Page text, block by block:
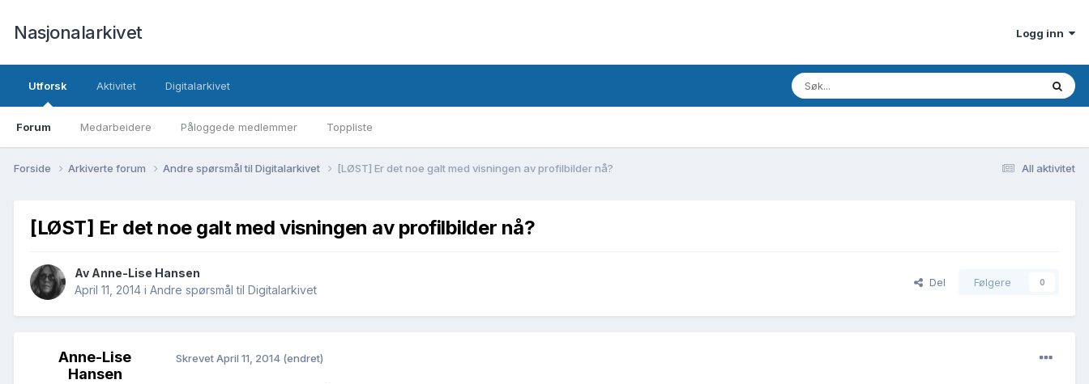
Nasjonalarkivet Logg inn
Utforsk
Forum Medarbeidere Påloggede medlemmer Toppliste
Aktivitet Digitalarkivet
All aktivitet
Forside Arkiverte forum Andre spørsmål til Digitalarkivet [LØST] Er det noe galt med visningen av profilbilder nå?
[LØST] Er det noe galt med visningen av profilbilder nå?
Av Anne-Lise Hansen
April 11, 2014 i Andre spørsmål til Digitalarkivet
Del Følgere 0
Anne-Lise
Hansen
SkrevetApril 11, 2014 (endret)